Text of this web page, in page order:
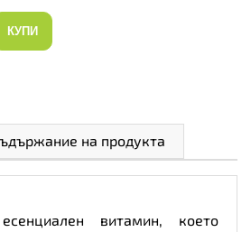
КУПИ
на продукта
витамин, което